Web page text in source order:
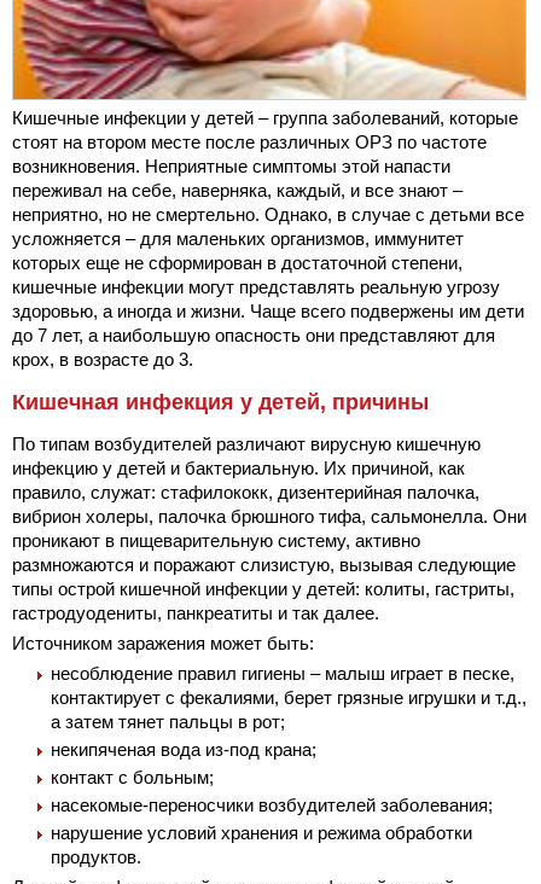
Кишечные инфекции у детей – группа заболеваний, которые
стоят на втором месте после различных ОРЗ по частоте
возникновения. Неприятные симптомы этой напасти
переживал на себе, наверняка, каждый, и все знают –
неприятно, но не смертельно. Однако, в случае с детьми все
усложняется – для маленьких организмов, иммунитет
которых еще не сформирован в достаточной степени,
кишечные инфекции могут представлять реальную угрозу
здоровью, а иногда и жизни. Чаще всего подвержены им дети
до 7 лет, а наибольшую опасность они представляют для
крох, в возрасте до 3.
Кишечная инфекция у детей, причины
По типам возбудителей различают вирусную кишечную
инфекцию у детей и бактериальную. Их причиной, как
правило, служат: стафилококк, дизентерийная палочка,
вибрион холеры, палочка брюшного тифа, сальмонелла. Они
проникают в пищеварительную систему, активно
размножаются и поражают слизистую, вызывая следующие
типы острой кишечной инфекции у детей: колиты, гастриты,
гастродуодениты, панкреатиты и так далее.
Источником заражения может быть:
несоблюдение правил гигиены – малыш играет в песке,
контактирует с фекалиями, берет грязные игрушки и т.д.,
а затем тянет пальцы в рот;
некипяченая вода из-под крана;
контакт с больным;
насекомые-переносчики возбудителей заболевания;
нарушение условий хранения и режима обработки
продуктов.